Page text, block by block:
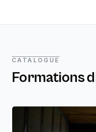
CATALOGUE
Formations